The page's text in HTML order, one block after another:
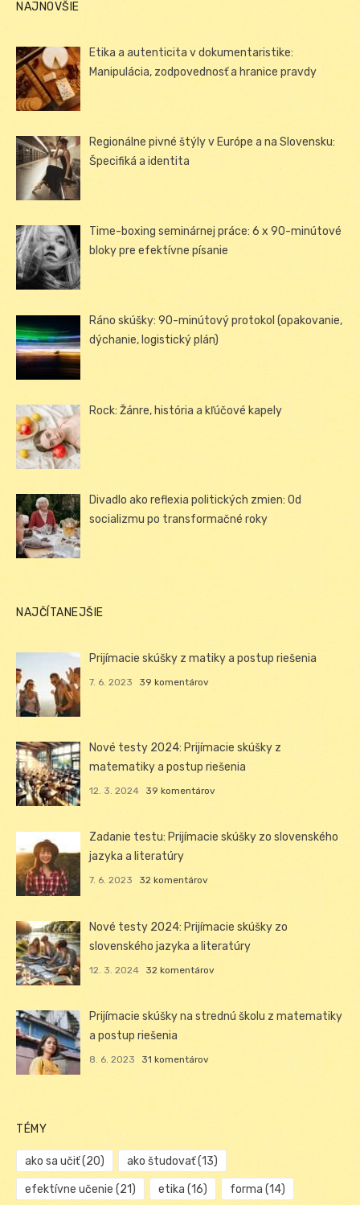
NAJNOVŠIE
Etika a autenticita v dokumentaristike:
Manipulácia, zodpovednosť a hranice pravdy
Regionálne pivné štýly v Európe a na Slovensku:
Špecifiká a identita
Time-boxing seminárnej práce: 6 x 90-minútové
bloky pre efektívne písanie
Ráno skúšky: 90-minútový protokol (opakovanie,
dýchanie, logistický plán)
Rock: Žánre, história a kľúčové kapely
Divadlo ako reflexia politických zmien: Od
socializmu po transformačné roky
NAJČÍTANEJŠIE
Prijímacie skúšky z matiky a postup riešenia
7. 6. 2023 39 komentárov
Nové testy 2024: Prijímacie skúšky z
matematiky a postup riešenia
12. 3. 2024 39 komentárov
Zadanie testu: Prijímacie skúšky zo slovenského
jazyka a literatúry
7. 6. 2023 32 komentárov
Nové testy 2024: Prijímacie skúšky zo
slovenského jazyka a literatúry
12. 3. 2024 32 komentárov
Prijímacie skúšky na strednú školu z matematiky
a postup riešenia
8. 6. 2023 31 komentárov
TÉMY
ako sa učiť(20) ako študovať(13)
efektívne učenie (21) etika (16) forma (14)